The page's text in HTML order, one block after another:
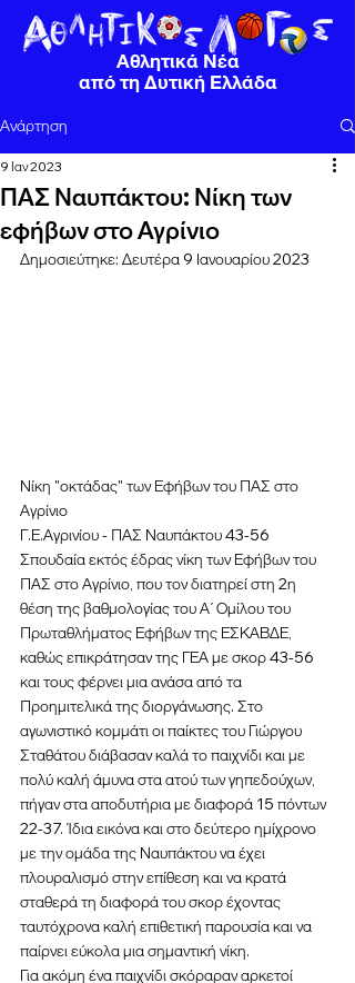
Αθλητικά Νέα
από τη Δυτική Ελλάδα
Ανάρτηση
ΠΑΣ Ναυπάκτου: Νίκη των
εφήβων στο Αγρίνιο
9 Ιαν 2023
Δημοσιεύτηκε: Δευτέρα 9 Ιανουαρίου 2023
Νίκη "οκτάδας" των Εφήβων του ΠΑΣ στο
Αγρίνιο
Γ.Ε.Αγρινίου - ΠΑΣ Ναυπάκτου 43-56
Σπουδαία εκτός έδρας νίκη των Εφήβων του
ΠΑΣ στο Αγρίνιο, που τον διατηρεί στη 2η
θέση της βαθμολογίας του Α΄ Ομίλου του
Πρωταθλήματος Εφήβων της ΕΣΚΑΒΔΕ,
καθώς επικράτησαν της ΓΕΑ με σκορ 43-56
και τους φέρνει μια ανάσα από τα
Προημιτελικά της διοργάνωσης. Στο
αγωνιστικό κομμάτι οι παίκτες του Γιώργου
Σταθάτου διάβασαν καλά το παιχνίδι και με
πολύ καλή άμυνα στα ατού των γηπεδούχων,
πήγαν στα αποδυτήρια με διαφορά 15 πόντων
22-37. Ίδια εικόνα και στο δεύτερο ημίχρονο
με την ομάδα της Ναυπάκτου να έχει
πλουραλισμό στην επίθεση και να κρατά
σταθερά τη διαφορά του σκορ έχοντας
ταυτόχρονα καλή επιθετική παρουσία και να
παίρνει εύκολα μια σημαντική νίκη.
Για ακόμη ένα παιχνίδι σκόραραν αρκετοί